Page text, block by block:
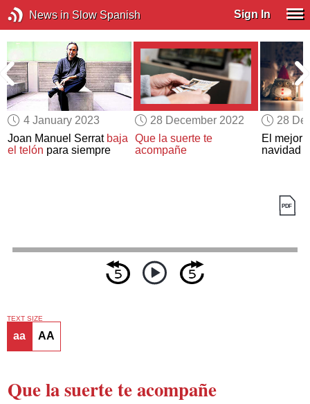
News in Slow Spanish Sign In
4 January 2023
Joan Manuel Serrat baja
el telón para siempre
28 December 2022
Que la suerte te
acompañe
28
El mejor
navidad
TEXT SIZE
aa AA
Que la suerte te acompañe